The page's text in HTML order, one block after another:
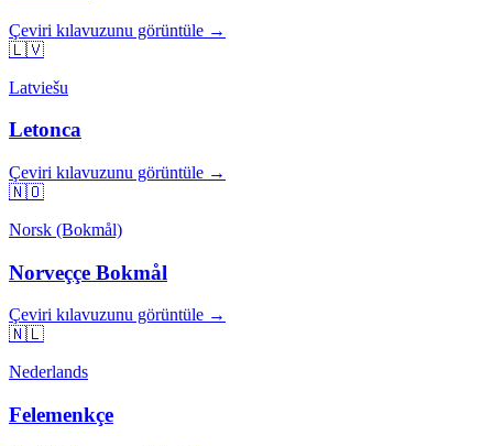
Çeviri kılavuzunu görüntüle →
🇱🇻
Latviešu
Letonca
Çeviri kılavuzunu görüntüle →
🇳🇴
Norsk (Bokmål)
Norveççe Bokmål
Çeviri kılavuzunu görüntüle →
🇳🇱
Nederlands
Felemenkçe